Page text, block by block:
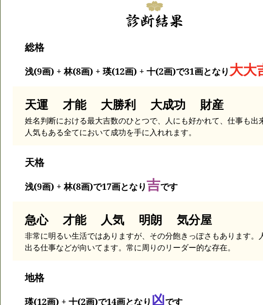
総格
浅(9画) + 林(8画) + 瑛(12画) + 十(2画)で31画となり 大大
天運 才能 大勝利 大成功 財産
姓名判断における最大吉数のひとつで、人にも好かれて、仕事も出
人気もある全てにおいて成功を手に入れれます。
天格
浅(9画) + 林(8画)で17画となり吉です
急心 才能 人気 明朗 気分屋
非常に明るい生活ではありますが、その分飽きっぽさもあります。
出る仕事などが向いてます。常に周りのリーダー的な存在。
地格
瑛(12画) + 十(2画)で14画となり 凶です